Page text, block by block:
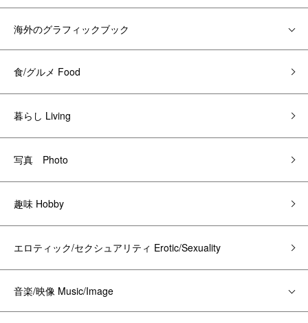
海外のグラフィックブック
食/グルメ Food
暮らし Living
写真 Photo
趣味 Hobby
エロティック/セクシュアリティ Erotic/Sexuality
音楽/映像 Music/Image